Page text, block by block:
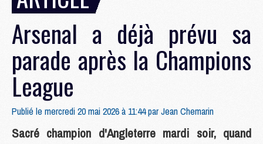
Arsenal a déjà prévu sa
parade après la Champions
League
Publié le mercredi 20 mai 2026 à 11:44 parJean Chemarin
Sacré champion d'Angleterre mardi soir, quand